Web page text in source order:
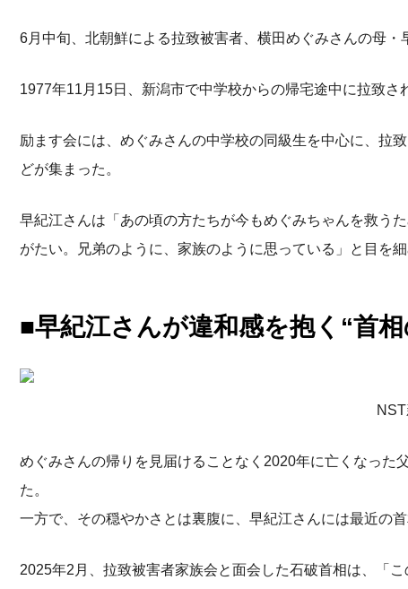
6月中旬、北朝鮮による拉致被害者、横田めぐみさんの母・
1977年11月15日、新潟市で中学校からの帰宅途中に拉致さ
励ます会には、めぐみさんの中学校の同級生を中心に、拉
どが集まった。
早紀江さんは「あの頃の方たちが今もめぐみちゃんを救う
がたい。兄弟のように、家族のように思っている」と目を細
■早紀江さんが違和感を抱く“首相
めぐみさんの帰りを見届けることなく2020年に亡くなった
た。
一方で、その穏やかさとは裏腹に、早紀江さんには最近の
2025年2月、拉致被害者家族会と面会した石破首相は、「